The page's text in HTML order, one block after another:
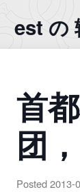
est の
首
团，
Posted2013-